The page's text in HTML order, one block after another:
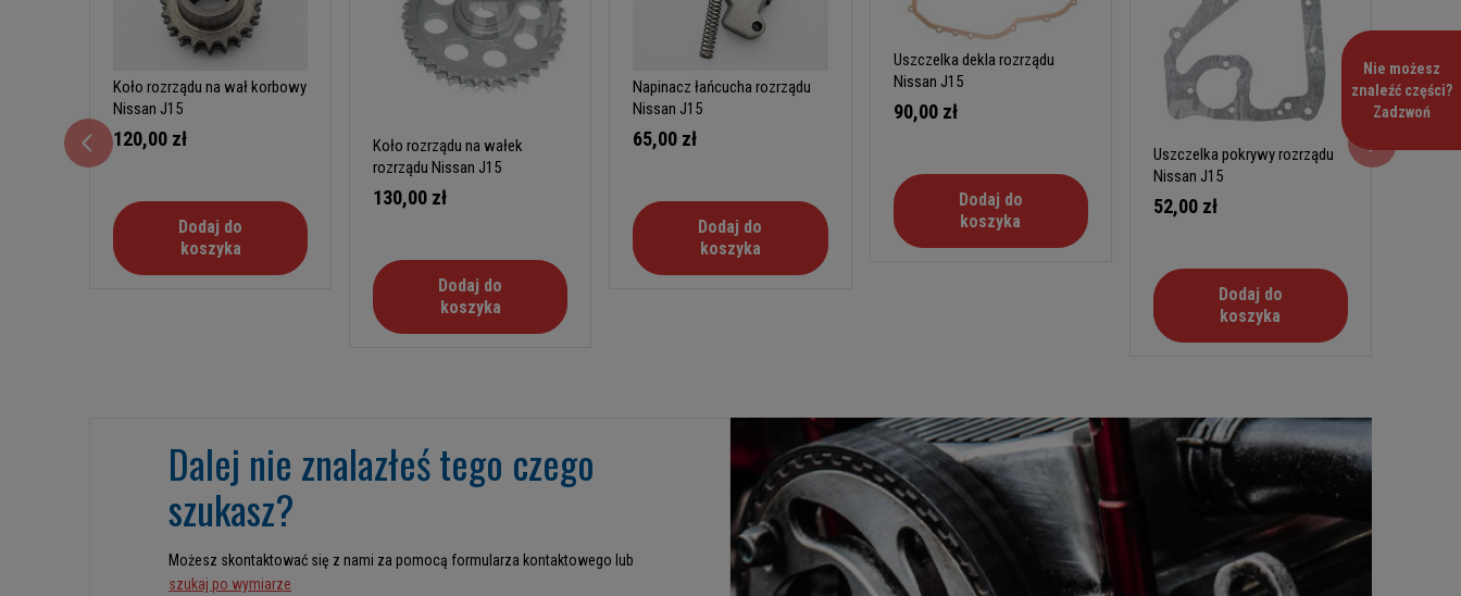
Koło rozrządu na wał korbowy
Nissan J15
120,00 zł
Dodaj do
koszyka
Koło rozrządu na wałek
rozrządu Nissan J15
130,00 zł
Dodaj do
koszyka
Napinacz łańcucha rozrządu
Nissan J15
65,00 zł
Dodaj do
koszyka
Uszczelka dekla rozrządu
Nissan J15
90,00 zł
Dodaj do
koszyka
Uszczelka pokrywy rozrządu
Nissan J15
52,00 zł
Dodaj do
koszyka
Dalej nie znalazłeś tego czego
szukasz?
Możesz skontaktować się z nami za pomocą formularza kontaktowego lub
szukaj po wymiarze
Nie możesz
znaleźć części?
Zadzwoń